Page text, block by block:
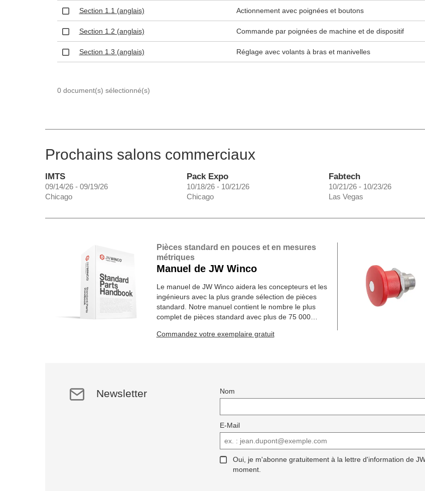
Section 1.1 (anglais) Actionnement avec poignées et boutons
Section 1.2 (anglais) Commande par poignées de machine et de dispositif
Section 1.3 (anglais) Réglage avec volants à bras et manivelles
0 document(s) sélectionné(s)
Prochains salons commerciaux
IMTS
09/14/26 - 09/19/26
Chicago
Pack Expo
10/18/26 - 10/21/26
Chicago
Fabtech
10/21/26 - 10/23/26
Las Vegas
Pièces standard en pouces et en mesures
métriques
Manuel de JW Winco
Le manuel de JW Winco aidera les concepteurs et les
ingénieurs avec la plus grande sélection de pièces
standard. Notre manuel contient le nombre le plus
complet de pièces standard avec plus de 75 000
Commandez votre exemplaire gratuit
Newsletter Nom
E-Mail
Oui, je m'abonne gratuitement à la lettre d'information de
moment.